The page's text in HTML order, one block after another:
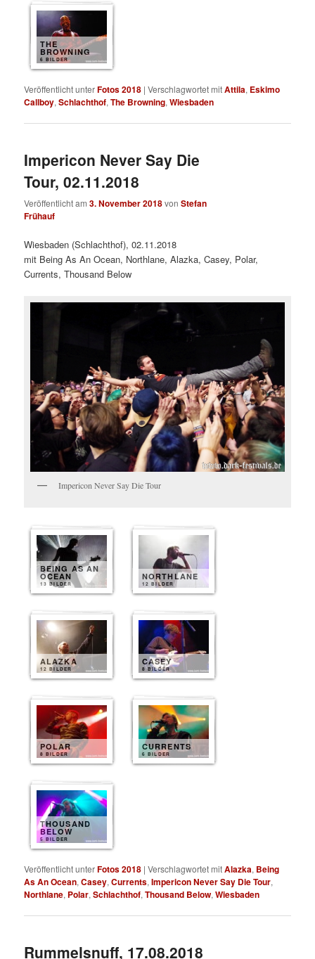
THE
BROWNING
6 BILDER
Veröffentlicht unterFotos 2018 |Verschlagwortet mitAttila, Eskimo
Callboy,Schlachthof,The Browning,Wiesbaden
Impericon Never Say Die
Tour, 02.11.2018
Veröffentlicht am3. November 2018vonStefan
Frühauf
Wiesbaden (Schlachthof), 02.11.2018
mit Being As An Ocean, Northlane, Alazka, Casey, Polar,
Currents, Thousand Below
Impericon Never Say Die Tour
BEING AS AN
OCEAN
13 BILDER
NORTHLANE
12 BILDER
ALAZKA
12 BILDER
CASEY
8 BILDER
POLAR
8 BILDER
CURRENTS
6 BILDER
THOUSAND
BELOW
5 BILDER
Veröffentlicht unterFotos 2018 |Verschlagwortet mitAlazka, Being
As An Ocean,Casey,Currents,Impericon Never Say Die Tour,
Northlane, Polar,Schlachthof,Thousand Below,Wiesbaden
Rummelsnuff, 17.08.2018